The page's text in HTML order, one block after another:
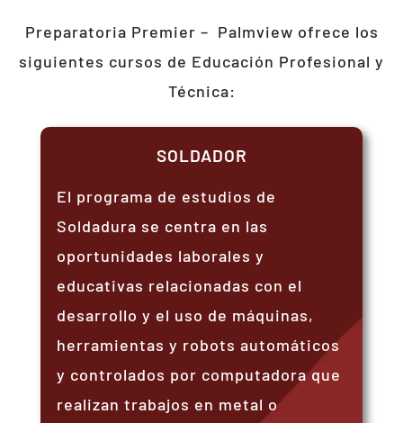
Preparatoria Premier – Palmview ofrece los
siguientes cursos de Educación Profesional y
Técnica:
SOLDADOR
El programa de estudios de
Soldadura se centra en las
oportunidades laborales y
educativas relacionadas con el
desarrollo y el uso de máquinas,
herramientas y robots automáticos
y controlados por computadora que
realizan trabajos en metal o